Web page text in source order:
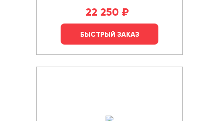
22 250 ₽
БЫСТРЫЙ ЗАКАЗ